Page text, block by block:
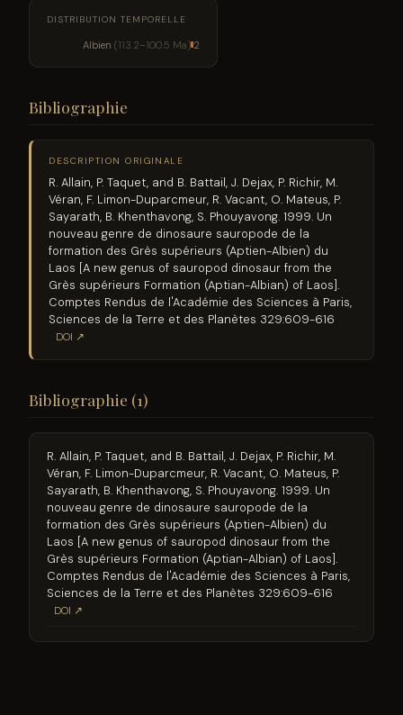
DISTRIBUTION TEMPORELLE
Albien (113.2–100.5 Ma) 2
Bibliographie
DESCRIPTION ORIGINALE
R. Allain, P. Taquet, and B. Battail, J. Dejax, P. Richir, M.
Véran, F. Limon-Duparcmeur, R. Vacant, O. Mateus, P.
Sayarath, B. Khenthavong, S. Phouyavong. 1999. Un
nouveau genre de dinosaure sauropode de la
formation des Grès supérieurs (Aptien-Albien) du
Laos [A new genus of sauropod dinosaur from the
Grès supérieurs Formation (Aptian-Albian) of Laos].
Comptes Rendus de l'Académie des Sciences à Paris,
Sciences de la Terre et des Planètes 329:609-616
DOI ↗
Bibliographie (1)
R. Allain, P. Taquet, and B. Battail, J. Dejax, P. Richir, M.
Véran, F. Limon-Duparcmeur, R. Vacant, O. Mateus, P.
Sayarath, B. Khenthavong, S. Phouyavong. 1999. Un
nouveau genre de dinosaure sauropode de la
formation des Grès supérieurs (Aptien-Albien) du
Laos [A new genus of sauropod dinosaur from the
Grès supérieurs Formation (Aptian-Albian) of Laos].
Comptes Rendus de l'Académie des Sciences à Paris,
Sciences de la Terre et des Planètes 329:609-616
DOI ↗